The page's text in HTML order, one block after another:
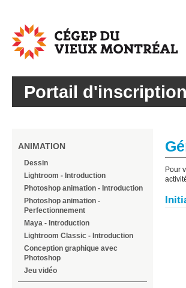
Cégep
du
Vieux
Montréal
Portail
ANIMATION
Dessin
Lightroom - Introduction
Photoshop animation - Introduction
Photoshop animation -
Perfectionnement
Maya - Introduction
Lightroom Classic - Introduction
Conception graphique avec
Photoshop
Jeu vidéo
Pour